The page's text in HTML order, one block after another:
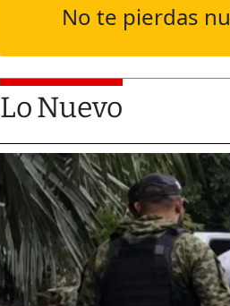
No te pierdas
Lo Nuevo